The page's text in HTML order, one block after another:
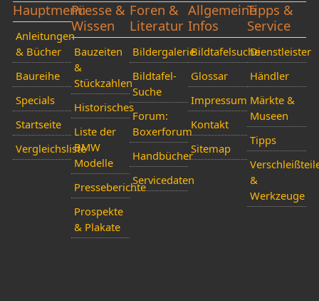
Hauptmenü
Anleitungen
& Bücher
Baureihe
Specials
Startseite
Vergleichsliste
Presse &
Wissen
Bauzeiten
&
Stückzahlen
Historisches
Liste der
BMW
Modelle
Presseberichte
Prospekte
& Plakate
Foren &
Literatur
Bildergalerie
Bildtafel-
Suche
Forum:
Boxerforum
Handbücher
Servicedaten
Allgemeine
Infos
Bildtafelsuche
Glossar
Impressum
Kontakt
Sitemap
Tipps &
Service
Dienstleister
Händler
Märkte &
Museen
Tipps
&
Werkzeuge